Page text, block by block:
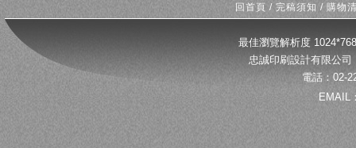
回首頁 /完稿須知 /購物
最佳瀏覽解析度
忠誠印刷設計有限公
電話：02-
EMAIL